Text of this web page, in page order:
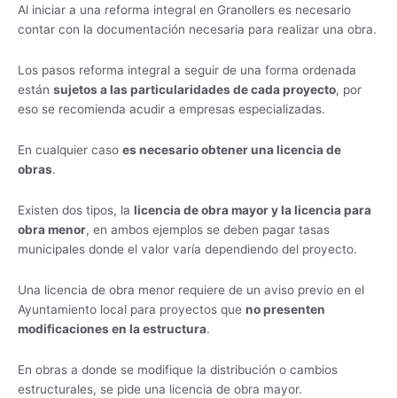
Al iniciar a una reforma integral en Granollers es necesario
contar con la documentación necesaria para realizar una obra.
Los pasos reforma integral a seguir de una forma ordenada
están sujetos a las particularidades de cada proyecto, por
eso se recomienda acudir a empresas especializadas.
En cualquier caso es necesario obtener una licencia de
obras.
Existen dos tipos, la licencia de obra mayor y la licencia para
obra menor, en ambos ejemplos se deben pagar tasas
municipales donde el valor varía dependiendo del proyecto.
Una licencia de obra menor requiere de un aviso previo en el
Ayuntamiento local para proyectos que no presenten
modificaciones en la estructura.
En obras a donde se modifique la distribución o cambios
estructurales, se pide una licencia de obra mayor.